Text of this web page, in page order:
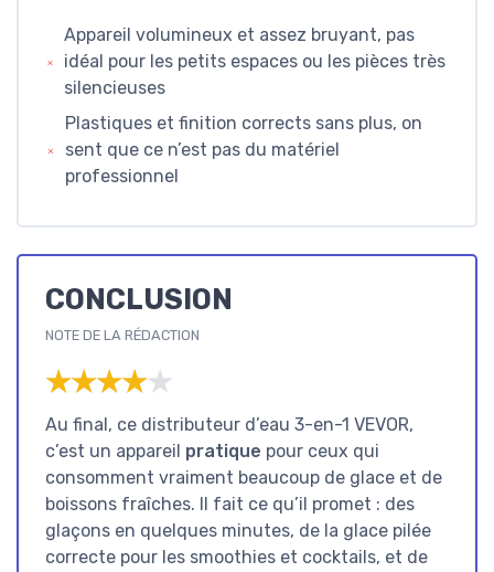
Appareil volumineux et assez bruyant, pas
idéal pour les petits espaces ou les pièces très
silencieuses
Plastiques et finition corrects sans plus, on
sent que ce n’est pas du matériel
professionnel
CONCLUSION
NOTE DE LA RÉDACTION
★★★★★
★★★★★
Au final, ce distributeur d’eau 3-en-1 VEVOR,
c’est un appareil pratique pour ceux qui
consomment vraiment beaucoup de glace et de
boissons fraîches. Il fait ce qu’il promet : des
glaçons en quelques minutes, de la glace pilée
correcte pour les smoothies et cocktails, et de